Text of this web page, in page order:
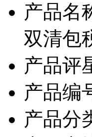
产品名
双清包
产品评
产品编
产品分